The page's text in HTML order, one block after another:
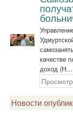
качестве
доход (Н...
Новости